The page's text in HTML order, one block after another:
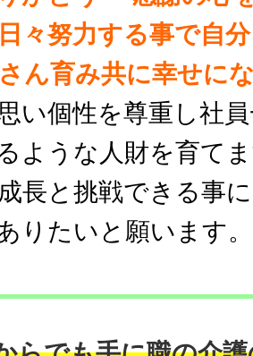
々努力する事で自
ん育み共に幸せに
い個性を尊重し社
ような人財を育て
長と挑戦できる事
りたいと願います。